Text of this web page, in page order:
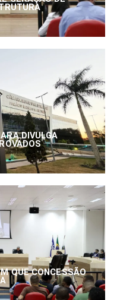
DIVULGA
QUE CONCESSÃO